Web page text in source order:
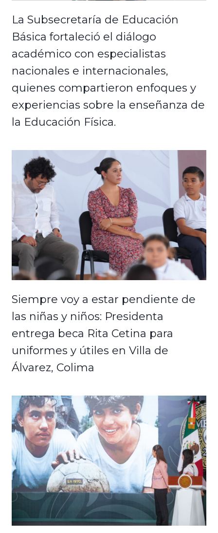
La Subsecretaría de Educación
Básica fortaleció el diálogo
académico con especialistas
nacionales e internacionales,
quienes compartieron enfoques y
experiencias sobre la enseñanza de
la Educación Física.
Siempre voy a estar pendiente de
las niñas y niños: Presidenta
entrega beca Rita Cetina para
uniformes y útiles en Villa de
Álvarez, Colima